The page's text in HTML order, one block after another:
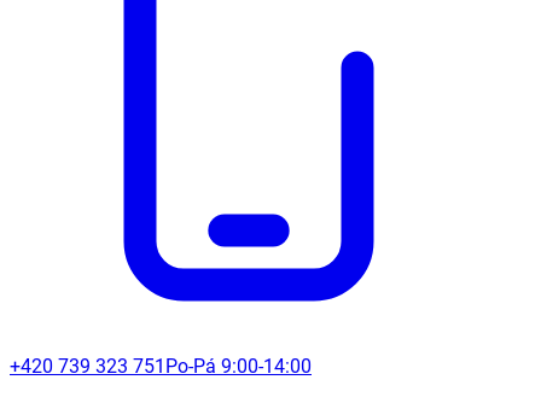
+420 739 323 751 Po-Pá 9:00-14:00